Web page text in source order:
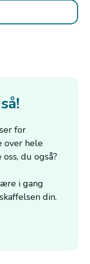
for
over hele
du også?
i gang
din.